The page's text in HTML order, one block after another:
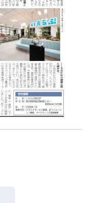
資料ダウンロード
プラン